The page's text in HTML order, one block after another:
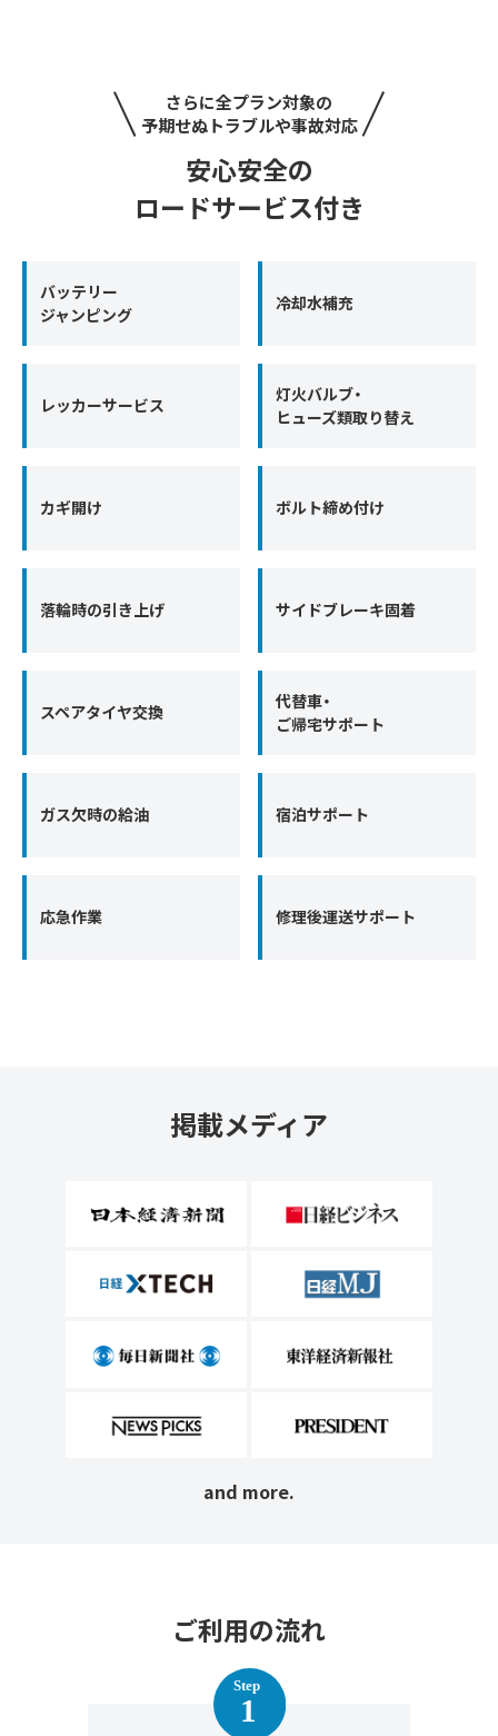
さらに全プラン対象の
予期せぬトラブルや事故対応
安心安全の
ロードサービス付き
バッテリー
ジャンピング
冷却水補充
レッカーサービス
灯火バルブ・
ヒューズ類取り替え
カギ開け ボルト締め付け
落輪時の引き上げ サイドブレーキ固着
スペアタイヤ交換
代替車・
ご帰宅サポート
ガス欠時の給油 宿泊サポート
応急作業 修理後運送サポート
掲載メディア
and more.
ご利用の流れ